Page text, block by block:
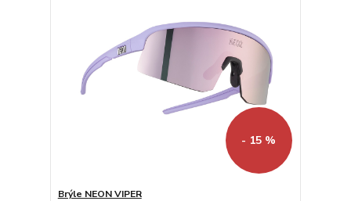
- 15 %
Brýle NEON VIPER